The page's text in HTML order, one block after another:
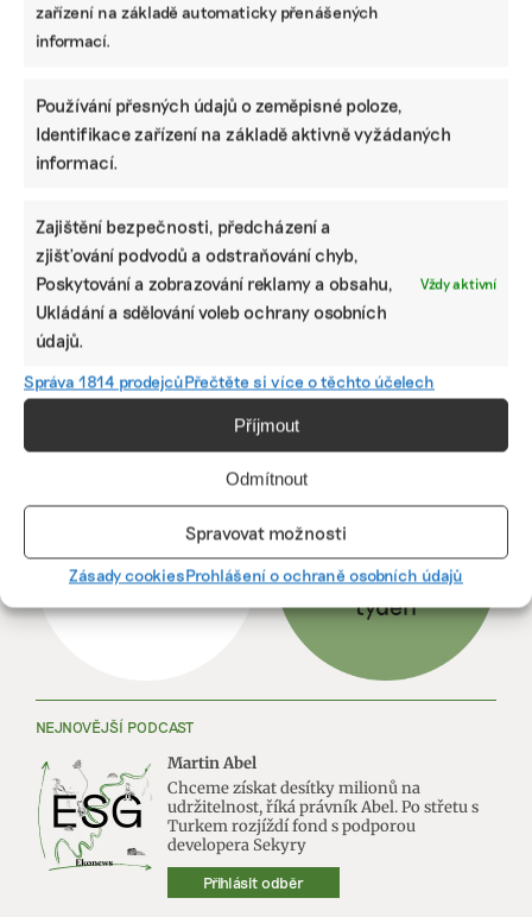
zařízení na základě automaticky přenášených
informací.
Používání přesných údajů o zeměpisné poloze,
Identifikace zařízení na základě aktivně vyžádaných
informací.
Zajištění bezpečnosti, předcházení a
zjišťování podvodů a odstraňování chyb,
Poskytování a zobrazování reklamy a obsahu,
Ukládání a sdělování voleb ochrany osobních
údajů.
Vždy aktivní
Správa 1814 prodejcůPřečtěte si více o těchto účelech
Příjmout
Odmítnout
Spravovat možnosti
Zásady cookiesProhlášení o ochraně osobních údajů
úroků a
ekologicky.
Brněnské
sociální
ukazuje
ekonomickou
alternativu v
praxi
Motoristé našli
recept na
led
ráda věci, které
křičí a jsou
ODEBÍREJTE NÁŠ NEWSLETTER
NEJNOVĚJŠÍ PODCAST
Martin Abel
Chceme získat desítky milionů na
udržitelnost, říká právník Abel. Po střetu s
Turkem rozjíždí fond s podporou
developera Sekyry
Přihlásit odběr